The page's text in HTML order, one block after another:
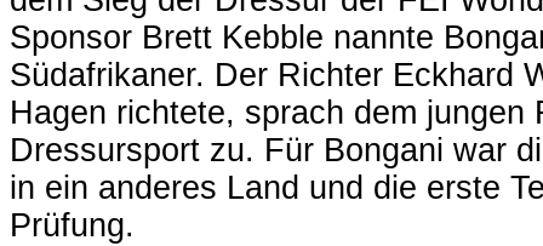
Sponsor Brett Kebble nannte
Südafrikaner. Der Richter Eckhard
Hagen richtete, sprach dem
Dressursport zu. Für Bongani war
in ein anderes Land und die erste
Prüfung.